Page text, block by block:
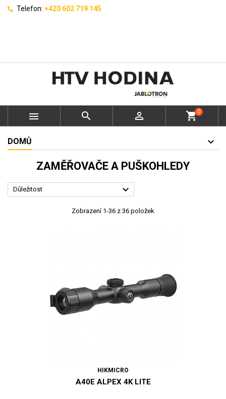
Telefon: +420 602 719 145
   shopping_cart0
DOMŮ
ZAMĚŘOVAČE A PUŠKOHLEDY
Důležitost 
Zobrazení 1-36 z 36 položek
HIKMICRO
A40E ALPEX 4K LITE